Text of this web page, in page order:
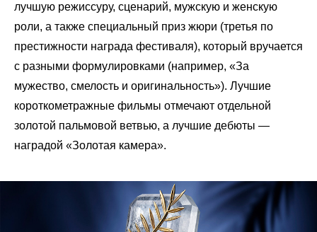
лучшую режиссуру, сценарий, мужскую и женскую
роли, а также специальный приз жюри (третья по
престижности награда фестиваля), который вручается
с разными формулировками (например, «За
мужество, смелость и оригинальность»). Лучшие
короткометражные фильмы отмечают отдельной
золотой пальмовой ветвью, а лучшие дебюты —
наградой «Золотая камера».